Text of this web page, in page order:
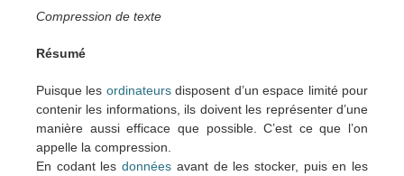
Compression de texte
Résumé
Puisque les ordinateursdisposent d’un espace limité pour
contenir les informations, ils doivent les représenter d’une
manière aussi efficace que possible. C’est ce que l’on
appelle la compression.
En codant lesdonnées avant de les stocker, puis en les